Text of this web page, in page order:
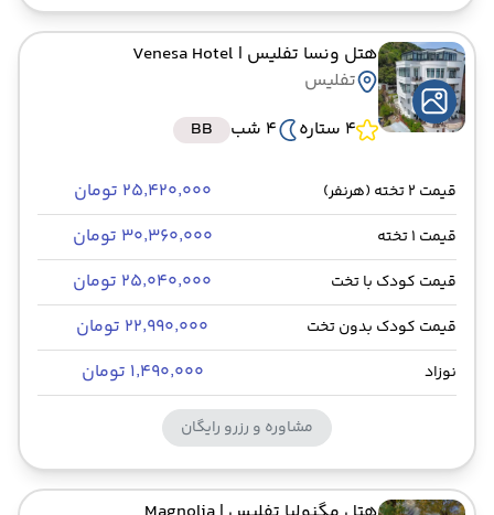
هتل ونسا تفلیس | Venesa Hotel
تفلیس
4 ستاره
4 شب BB
قیمت 2 تخته (هرنفر) ۲۵٬۴۲۰٬۰۰۰ تومان
قیمت 1 تخته ۳۰٬۳۶۰٬۰۰۰ تومان
قیمت کودک با تخت ۲۵٬۰۴۰٬۰۰۰ تومان
قیمت کودک بدون تخت ۲۲٬۹۹۰٬۰۰۰ تومان
نوزاد ۱٬۴۹۰٬۰۰۰ تومان
مشاوره و رزرو رایگان